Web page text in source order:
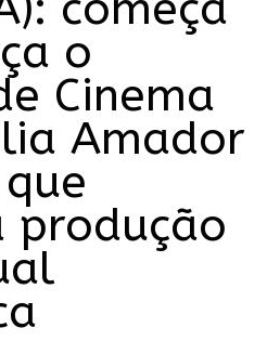
o
Cinema
Amador
produção